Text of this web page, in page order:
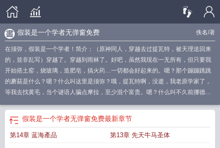
佚名/著
假装是一个学者无弹窗免费
在须弥，假装是一个学者！简介：（原神同人，穿越去过提瓦特，被天理送回来
的，並非乱写）穿越了。穿越到雨林了。好吧，虽然我现在一无所有，但只要我
开始搭土窑，烧玻璃，造肥皂，搞火药…一切都会好起来的。嗯？那个蹦蹦跳跳
的蘑菇是什么？嗯？什么叫这里是须弥？哦，提瓦特啊，没逝，我老原学家了，
等我去找黄毛，当个谜语人骗点摩拉，至少混个富贵。嗯？什么叫不久前挪德卡
个学者免费
假装是一个学者全文免费阅读
假装是一个学者笔趣阁无弹窗最新章
节 须弥是谁
个学者假装是一个学者!TXT 假装是一个学者免费阅读无弹窗假装是一个学者电
假装是一个学者无弹窗免费最新章节
第14章 蓝海產品 第13章 先天牛马圣体